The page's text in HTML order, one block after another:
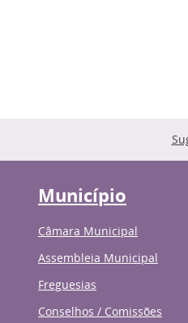
Município
Câmara Municipal
Assembleia Municipal
Freguesias
Conselhos / Comissões